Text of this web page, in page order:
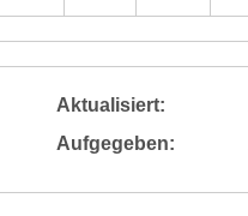
Aktualisiert:
Aufgegeben: